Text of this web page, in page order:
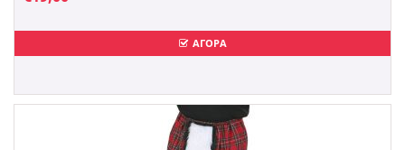
ΑΓΟΡΑ